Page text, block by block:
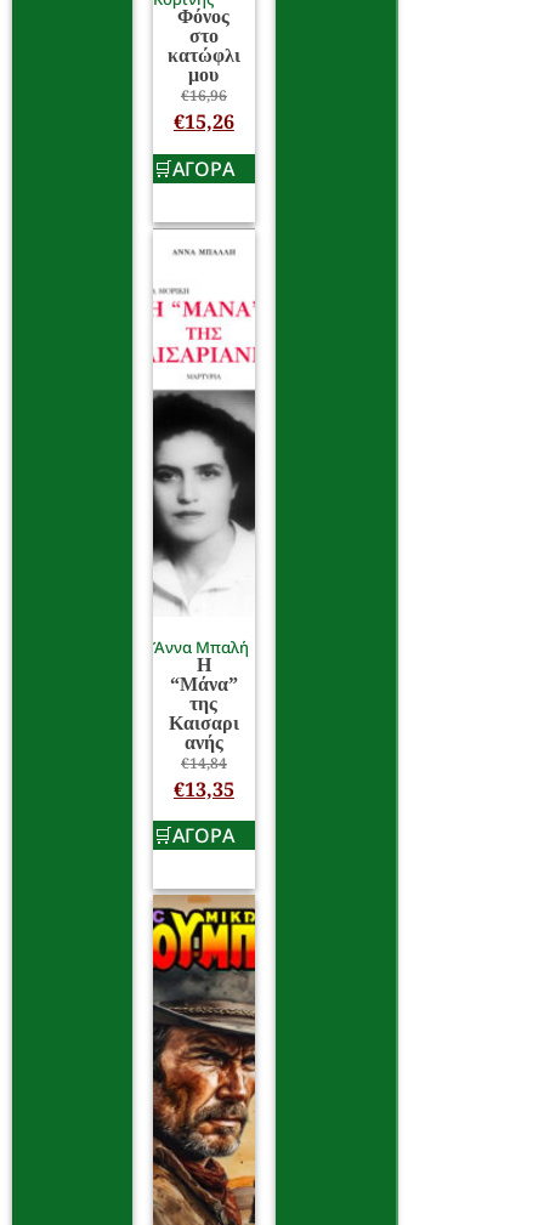
Φόνος
στο
κατώφλι
μου
€16,96
€15,26
ΑΓΟΡΑ
Άννα Μπαλή
Η
“Μάνα”
της
Καισαρι
ανής
€14,84
€13,35
ΑΓΟΡΑ